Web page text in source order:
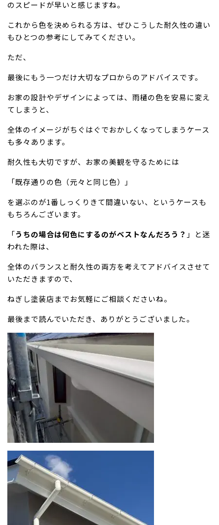
のスピードが早いと感じますね。
これから色を決められる方は、ぜひこうした耐久性の違い
もひとつの参考にしてみてください。
ただ、
最後にもう一つだけ大切なプロからのアドバイスです。
お家の設計やデザインによっては、雨樋の色を安易に変え
てしまうと、
全体のイメージがちぐはぐでおかしくなってしまうケース
も多々あります。
耐久性も大切ですが、お家の美観を守るためには
「既存通りの色（元々と同じ色）」
を選ぶのが1番しっくりきて間違いない、というケースも
もちろんございます。
「うちの場合は何色にするのがベストなんだろう？ 」と迷
われた際は、
全体のバランスと耐久性の両方を考えてアドバイスさせて
いただきますので、
ねぎし塗装店までお気軽にご相談くださいね。
最後まで読んでいただき、ありがとうございました。